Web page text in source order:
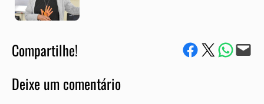
Compartilhe! Compartilhe no Facebook
Compartilhe no Twitter
Compartile via
Envie via e-mail
Deixe um comentário